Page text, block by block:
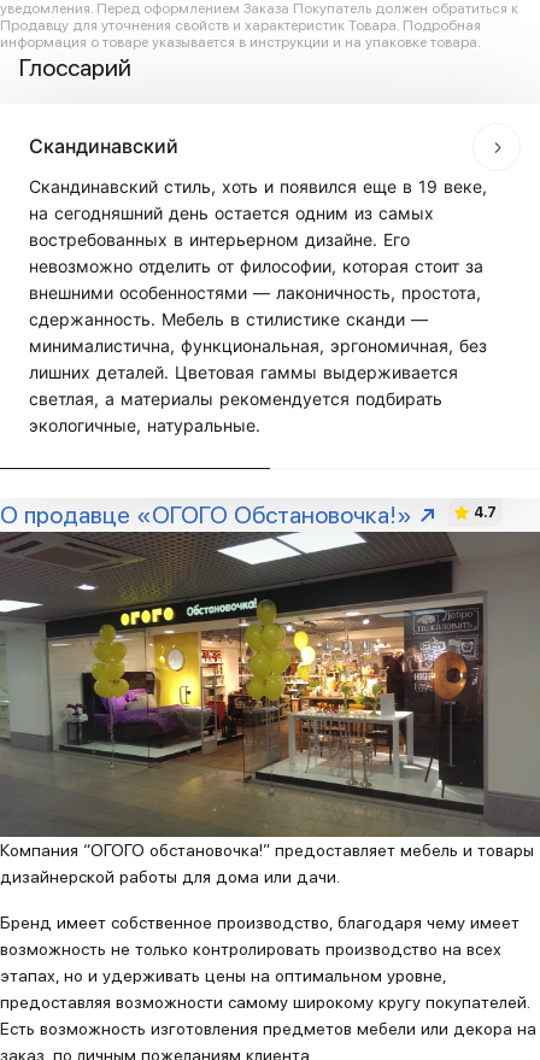
уведомления. Перед оформлением Заказа Покупатель должен обратиться к
Продавцу для уточнения свойств и характеристик Товара. Подробная
информация о товаре указывается в инструкции и на упаковке товара.
Глоссарий
Скандинавский
Скандинавский стиль, хоть и появился еще в 19 веке,
на сегодняшний день остается одним из самых
востребованных в интерьерном дизайне. Его
невозможно отделить от философии, которая стоит за
внешними особенностями — лаконичность, простота,
сдержанность. Мебель в стилистике сканди —
минималистична, функциональная, эргономичная, без
лишних деталей. Цветовая гаммы выдерживается
светлая, а материалы рекомендуется подбирать
экологичные, натуральные.
О продавце «ОГОГО Обстановочка!» 4.7
Компания “ОГОГО обстановочка!” предоставляет мебель и товары
дизайнерской работы для дома или дачи.
Бренд имеет собственное производство, благодаря чему имеет
возможность не только контролировать производство на всех
этапах, но и удерживать цены на оптимальном уровне,
предоставляя возможности самому широкому кругу покупателей.
Есть возможность изготовления предметов мебели или декора на
заказ, по личным пожеланиям клиента.